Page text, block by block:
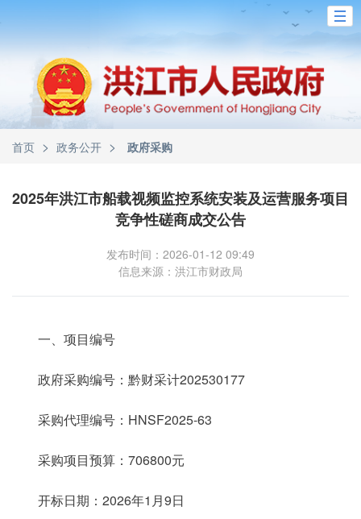
首页 > 政务公开 > 政府采购
2025年洪江市船载视频监控系统安装及运营服务项目
竞争性磋商成交公告
发布时间：2026-01-12 09:49
信息来源：洪江市财政局
一、项目编号
政府采购编号：黔财采计202530177
采购代理编号：HNSF2025-63
采购项目预算：706800元
开标日期：2026年1月9日